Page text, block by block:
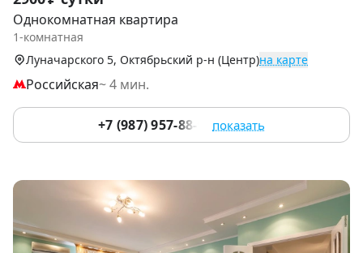
1
of
Однокомнатная квартира
1-комнатная
Луначарского 5, Октябрьский р-н (Центр)на карте
Российская~ 4 мин.
+7 (987) 957-88-92 показать